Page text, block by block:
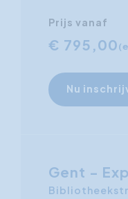
Prijs vanaf
€ 795,00
Nu
Gent -